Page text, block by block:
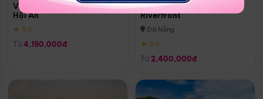
Vinpearl Resort & Golf Nam
Hội An
★ 5.0
Từ 4,150,000đ
Melia Vinpearl Danang
Riverfront
Đà Nẵng
★ 5.0
Từ 2,400,000đ